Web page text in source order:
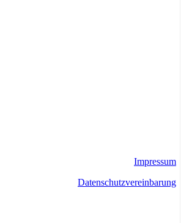
Impressum
Datenschutzvereinbarung